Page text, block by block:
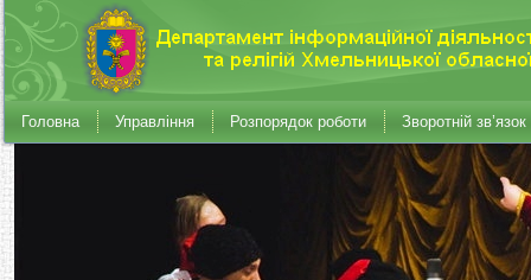
Головна Управління Розпорядок роботи Зворотній зв’язок